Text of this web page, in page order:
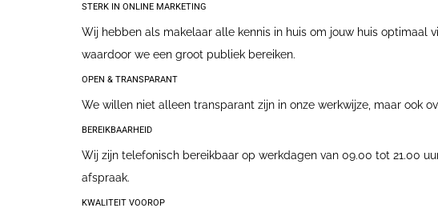
STERK IN ONLINE MARKETING
Wij hebben als makelaar alle kennis in huis om jouw huis
waardoor we een groot publiek bereiken.
OPEN & TRANSPARANT
We willen niet alleen transparant zijn in onze werkwijze, maar ook
BEREIKBAARHEID
Wij zijn telefonisch bereikbaar op werkdagen van 09.00 tot 21.00
afspraak.
KWALITEIT VOOROP